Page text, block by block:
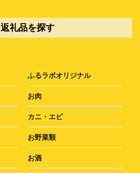
返礼品を探す
ふるラボオリジナル
お肉
カニ・エビ
お野菜類
お酒